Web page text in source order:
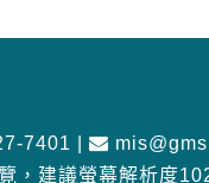
7401
， 建議螢幕解析度